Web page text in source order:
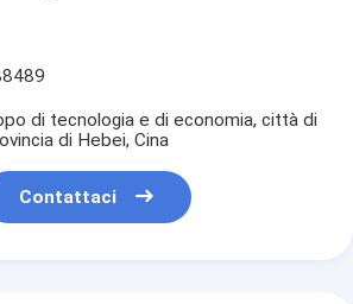
di tecnologia e di economia, città di
di Hebei, Cina
Contattaci